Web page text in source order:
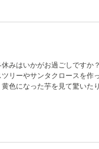
みはいかがお過ごしですか
リーやサンタクロースを
色になった芋を見て驚いた